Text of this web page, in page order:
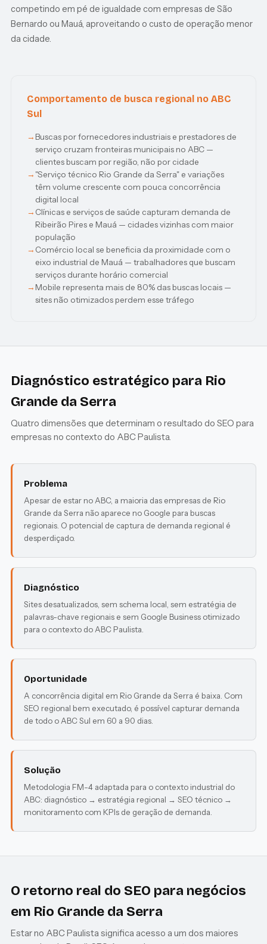
competindo em pé de igualdade com empresas de São
Bernardo ou Mauá, aproveitando o custo de operação menor
da cidade.
Comportamento de busca regional no ABC
Sul
Buscas por fornecedores industriais e prestadores de
serviço cruzam fronteiras municipais no ABC —
clientes buscam por região, não por cidade
"Serviço técnico Rio Grande da Serra" e variações
têm volume crescente com pouca concorrência
digital local
Clínicas e serviços de saúde capturam demanda de
Ribeirão Pires e Mauá — cidades vizinhas com maior
população
Comércio local se beneficia da proximidade com o
eixo industrial de Mauá — trabalhadores que buscam
serviços durante horário comercial
Mobile representa mais de 80% das buscas locais —
sites não otimizados perdem esse tráfego
Diagnóstico estratégico para Rio
Grande da Serra
Quatro dimensões que determinam o resultado do SEO para
empresas no contexto do ABC Paulista.
Problema
Apesar de estar no ABC, a maioria das empresas de Rio
Grande da Serra não aparece no Google para buscas
regionais. O potencial de captura de demanda regional é
desperdiçado.
Diagnóstico
Sites desatualizados, sem schema local, sem estratégia de
palavras-chave regionais e sem Google Business otimizado
para o contexto do ABC Paulista.
Oportunidade
A concorrência digital em Rio Grande da Serra é baixa. Com
SEO regional bem executado, é possível capturar demanda
de todo o ABC Sul em 60 a 90 dias.
Solução
Metodologia FM-4 adaptada para o contexto industrial do
ABC: diagnóstico → estratégia regional → SEO técnico →
monitoramento com KPIs de geração de demanda.
O retorno real do SEO para negócios
em Rio Grande da Serra
Estar no ABC Paulista significa acesso a um dos maiores